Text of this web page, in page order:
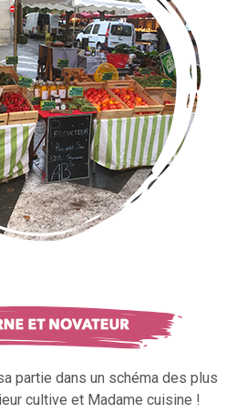
partie dans un schéma des plus
cultive et Madame cuisine !